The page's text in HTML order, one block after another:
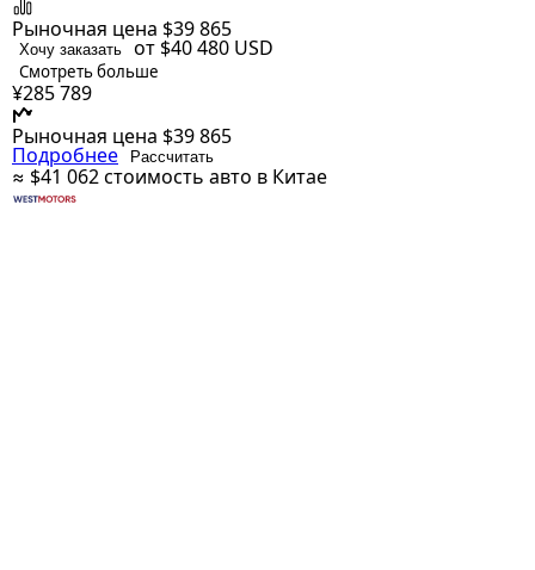
Рыночная цена $39 865
Хочу заказать от $40 480 USD
Смотреть больше
¥285 789
Рыночная цена $39 865
Подробнее Рассчитать
≈ $41 062стоимость авто в Китае